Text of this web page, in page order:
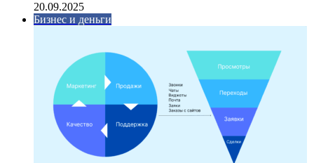
20.09.2025
Бизнес и деньги